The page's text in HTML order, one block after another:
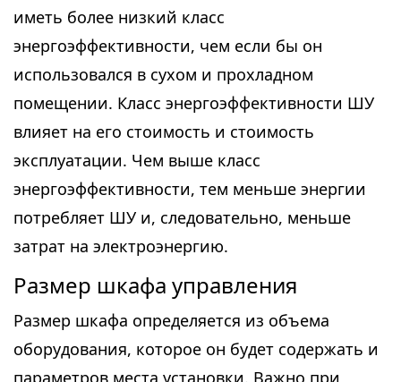
иметь более низкий класс
энергоэффективности, чем если бы он
использовался в сухом и прохладном
помещении. Класс энергоэффективности ШУ
влияет на его стоимость и стоимость
эксплуатации. Чем выше класс
энергоэффективности, тем меньше энергии
потребляет ШУ и, следовательно, меньше
затрат на электроэнергию.
Размер шкафа управления
Размер шкафа определяется из объема
оборудования, которое он будет содержать и
параметров места установки. Важно при